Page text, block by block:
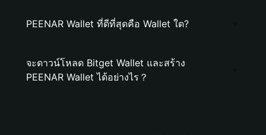
PEENAR Wallet ที่ดีที่สุดคือ Wallet ใด?
จะดาวน์โหลด Bitget Wallet และสร้าง
PEENAR Wallet ได้อย่างไร？